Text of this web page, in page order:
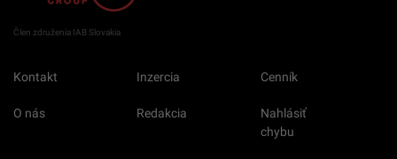
Člen združenia IAB Slovakia
Kontakt Inzercia Cenník
O nás Redakcia
Nahlásiť
chybu